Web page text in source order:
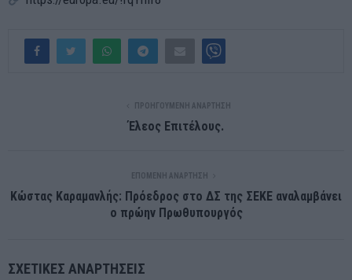
ΠΡΟΗΓΟΎΜΕΝΗ ΑΝΆΡΤΗΣΗ
Έλεος Επιτέλους.
ΕΠΌΜΕΝΗ ΑΝΆΡΤΗΣΗ
Κώστας Καραμανλής: Πρόεδρος στο ΔΣ της ΣΕΚΕ αναλαμβάνει
ο πρώην Πρωθυπουργός
ΣΧΕΤΙΚΈΣ ΑΝΑΡΤΉΣΕΙΣ